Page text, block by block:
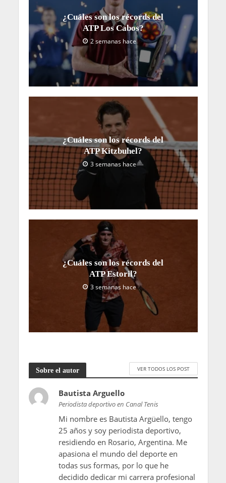
¿Cuáles son los récords del
ATP Los Cabos?
2 semanas hace
¿Cuáles son los récords del
ATP Kitzbuhel?
3 semanas hace
¿Cuáles son los récords del
ATP Estoril?
3 semanas hace
Sobre el autor VER TODOS LOS POST
Bautista Arguello
Periodista deportivo en Canal Tenis
Mi nombre es Bautista Argüello, tengo
25 años y soy periodista deportivo,
residiendo en Rosario, Argentina. Me
apasiona el mundo del deporte en
todas sus formas, por lo que he
decidido dedicar mi carrera profesional